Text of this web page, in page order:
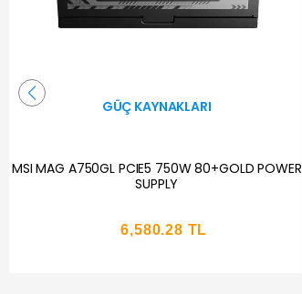
GÜÇ KAYNAKLARI
MSI MAG A750GL PCIE5 750W 80+GOLD POWER
SUPPLY
6,580.28 TL